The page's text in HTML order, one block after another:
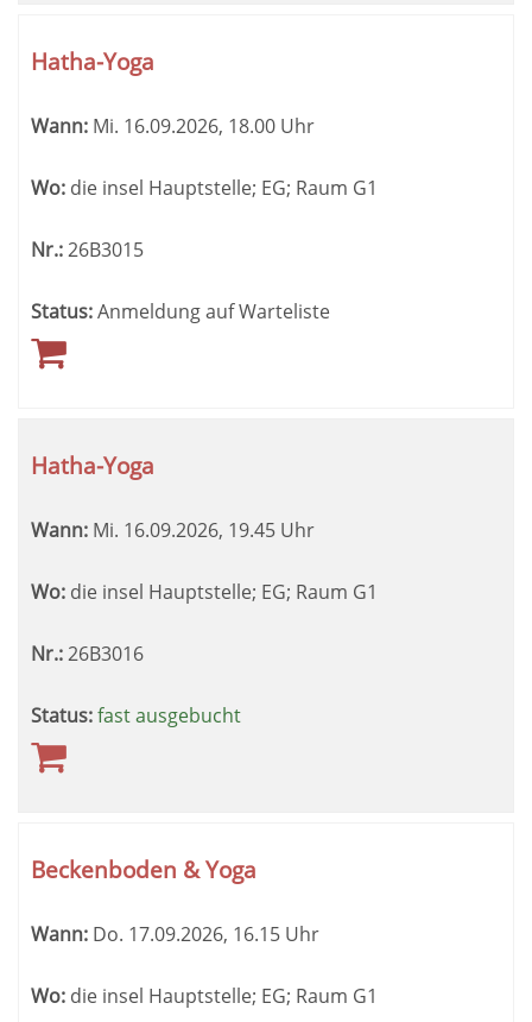
Hatha-Yoga
Wann: Mi. 16.09.2026, 18.00 Uhr
Wo: die insel Hauptstelle; EG; Raum G1
Nr.:26B3015
Status:Anmeldung auf Warteliste
Hatha-Yoga
Wann: Mi. 16.09.2026, 19.45 Uhr
Wo: die insel Hauptstelle; EG; Raum G1
Nr.:26B3016
Status:fast ausgebucht
Beckenboden & Yoga
Wann: Do. 17.09.2026, 16.15 Uhr
Wo: die insel Hauptstelle; EG; Raum G1